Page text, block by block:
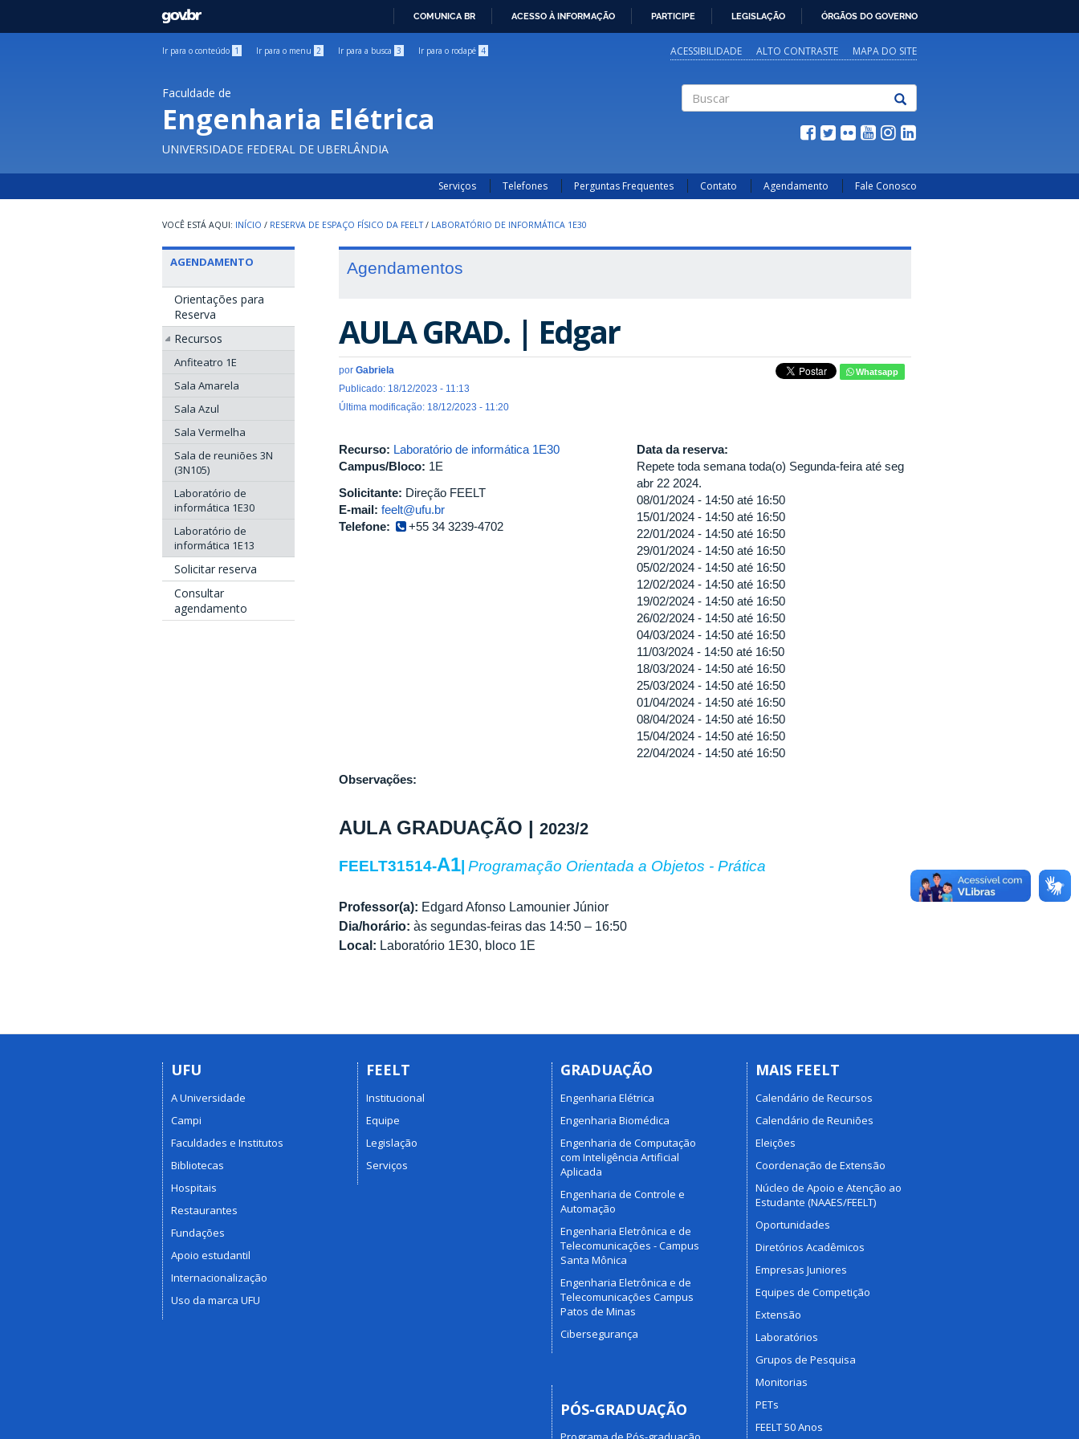
GOVBR
COMUNICA BR ACESSO À INFORMAÇÃO PARTICIPE LEGISLAÇÃO ÓRGÃOS DO GOVERNO
Ir para o conteúdo 1 Ir para o menu 2 Ir para a busca 3 Ir para o rodapé 4 ACESSIBILIDADE ALTO CONTRASTE MAPA DO SITE
Faculdade de
Engenharia Elétrica
UNIVERSIDADE FEDERAL DE UBERLÂNDIA
Serviços Telefones Perguntas Frequentes Contato Agendamento Fale Conosco
INÍCIO / RESERVA DE ESPAÇO FÍSICO DA FEELT / LABORATÓRIO DE INFORMÁTICA 1E30
AGENDAMENTO
Orientações para
Reserva
Recursos
Anfiteatro 1E
Sala Amarela
Sala Azul
Sala Vermelha
Sala de reuniões 3N
(3N105)
Laboratório de
informática 1E30
Laboratório de
informática 1E13
Solicitar reserva
Consultar
agendamento
Agendamentos
AULA GRAD. | Edgar
por Gabriela
Publicado: 18/12/2023 - 11:13
Última modificação: 18/12/2023 - 11:20
Whatsapp
Recurso: Laboratório de informática 1E30
Campus/Bloco: 1E
Solicitante: Direção FEELT
E-mail: feelt@ufu.br
Telefone:
+55 34 3239-4702
Data da reserva:
Repete toda semana toda(o) Segunda-feira até seg
abr 22 2024.
08/01/2024 - 14:50 até 16:50
15/01/2024 - 14:50 até 16:50
22/01/2024 - 14:50 até 16:50
29/01/2024 - 14:50 até 16:50
05/02/2024 - 14:50 até 16:50
12/02/2024 - 14:50 até 16:50
19/02/2024 - 14:50 até 16:50
26/02/2024 - 14:50 até 16:50
04/03/2024 - 14:50 até 16:50
11/03/2024 - 14:50 até 16:50
18/03/2024 - 14:50 até 16:50
25/03/2024 - 14:50 até 16:50
01/04/2024 - 14:50 até 16:50
08/04/2024 - 14:50 até 16:50
15/04/2024 - 14:50 até 16:50
22/04/2024 - 14:50 até 16:50
Observações:
AULA GRADUAÇÃO | 2023/2
FEELT31514-A1 Programação Orientada a Objetos - Prática
Professor(a): Edgard Afonso Lamounier Júnior
Dia/horário: às segundas-feiras das 14:50 – 16:50
Local: Laboratório 1E30, bloco 1E
UFU
A Universidade
Campi
Faculdades e Institutos
Bibliotecas
Hospitais
Restaurantes
Fundações
Apoio estudantil
Internacionalização
Uso da marca UFU
FEELT
Institucional
Equipe
Legislação
Serviços
GRADUAÇÃO
Engenharia Elétrica
Engenharia Biomédica
Engenharia de Computação
com Inteligência Artificial
Aplicada
Engenharia de Controle e
Automação
Engenharia Eletrônica e de
Telecomunicações - Campus
Santa Mônica
Engenharia Eletrônica e de
Telecomunicações Campus
Patos de Minas
Cibersegurança
PÓS-GRADUAÇÃO
MAIS FEELT
Calendário de Recursos
Calendário de Reuniões
Eleições
Coordenação de Extensão
Núcleo de Apoio e Atenção ao
Estudante (NAAES/FEELT)
Oportunidades
Diretórios Acadêmicos
Empresas Juniores
Equipes de Competição
Extensão
Laboratórios
Grupos de Pesquisa
Monitorias
PETs
FEELT 50 Anos